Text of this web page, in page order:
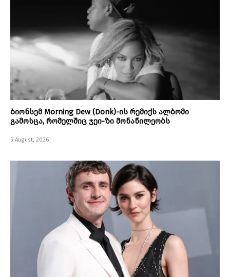
ბიონსემ Morning Dew (Donk)-ის რემიქს ალბომი
გამოსცა, რომელშიც ჯეი-ზი მონაწილეობს
5 August, 2026